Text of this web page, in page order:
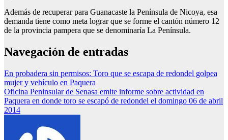
Además de recuperar para Guanacaste la Península de Nicoya, esa
demanda tiene como meta lograr que se forme el cantón número 12
de la provincia pampera que se denominaría La Península.
Navegación de entradas
En probadera sin permisos: Toro que se escapa de redondel golpea
mujer y vehículo en Paquera
Oficina Peninsular de Senasa emite informe sobre actividad en
Paquera en donde toro se escapó de redondel el domingo 06 de abril
2014